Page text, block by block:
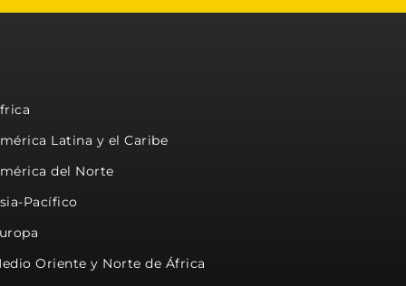
Latina y el Caribe
del Norte
Pacífico
Oriente y Norte de África